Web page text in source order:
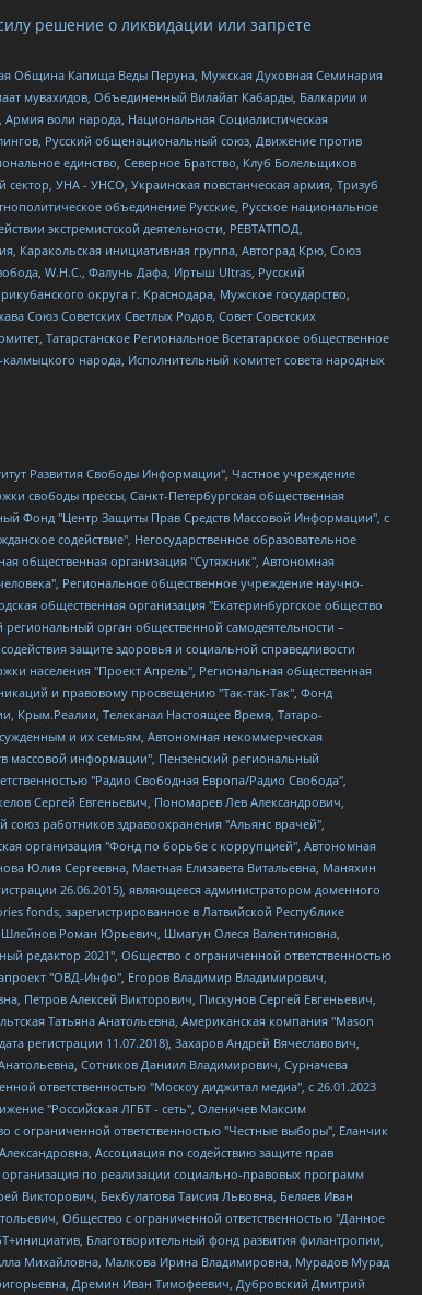
решение о ликвидации или запрете
Община Капища Веды Перуна, Мужская Духовная Семинария
мувахидов, Объединенный Вилайат Кабарды, Балкарии и
воли народа, Национальная Социалистическая
Русский общенациональный союз, Движение против
единство, Северное Братство, Клуб Болельщиков
УНА - УНСО, Украинская повстанческая армия, Тризуб
объединение Русские, Русское национальное
экстремистской деятельности, РЕВТАТПОД,
Каракольская инициативная группа, Автоград Крю, Союз
W.H.С., Фалунь Дафа, Иртыш Ultras, Русский
округа г. Краснодара, Мужское государство,
Союз Советских Светлых Родов, Совет Советских
Татарстанское Региональное Всетатарское общественное
народа, Исполнительный комитет совета народных
Благотворительный фонд развития филантропии, Deutsche Welle (Германия, Kurt-Schumacher-Strasse 3, 53113 Bonn), Борзунова Мария Михайловна, Воробьев Виктор Викторович, Голубева Анна Львовна, Константинова Алла Михайловна, Малкова Ирина Владимировна, Мурадов Мурад Абдулгалимович, Осетинская Елизавета Николаевна, Понасенков Евгений Николаевич, Ганапольский Матвей Юрьевич, Киселев Евгений Алексеевич, Борухович Ирина Григорьевна, Дремин Иван Тимофеевич, Дубровский Дмитрий Викторович, Красноярская региональная общественная организация поддержки и развития альтернативных образовательных технологий и межкультурных коммуникаций "ИНТЕРРА", Маяковская Екатерина Алексеевна, Фейгин Марк Захарович, Филимонов Андрей Викторович, Дзугкоева Регина Николаевна, Доброхотов Роман Александрович, Дудь Юрий Александрович, Елкин Сергей Владимирович, Кругликов Кирилл Игоревич, Сабунаева Мария Леонидовна, Семенов Алексей Владимирович, Шаинян Карен Багратович, Шульман Екатерина Михайловна, Асафьев Артур Валерьевич, Вахштайн Виктор Семенович, Венедиктов Алексей Алексеевич, Лушникова Екатерина Евгеньевна, Волков Леонид Михайлович, Невзоров Александр Глебович, Пархоменко Сергей Борисович, Сироткин Ярослав Николаевич, Кара-Мурза Владимир Владимирович, Баранова Наталья Владимировна, Гозман Леонид Яковлевич, Кагарлицкий Борис Юльевич, Климарев Михаил Валерьевич, Милов Владимир Станиславович, Автономная некоммерческая организация Краснодарский центр современного искусства "Типография", Моргенштерн Алишер Тагирович, Соболь Любовь Эдуардовна, Общество с ограниченной ответственностью "ЛИЗА НОРМ", Каспаров Гарри Кимович, Ходорковский Михаил Борисович, Общество с ограниченной ответственностью "Апрельские тезисы", Данилович Ирина Брониславовна, Кашин Олег Владимирович, Петров Николай Владимирович, Пивоваров Алексей Владимирович, Соколов Михаил Владимирович, Цветкова Юлия Владимировна, Чичваркин Евгений Александрович, Комитет против пыток/Команда против пыток, Общество с ограниченной ответственностью "Первый научный", Общество с ограниченной ответственностью "Вертолет и ко", Белоцерковская Вероника Борисовна, Кац Максим Евгеньевич, Лазарева Татьяна Юрьевна, Шаведдинов Руслан Табризович, Яшин Илья Валерьевич, Общество с ограниченной ответственностью "Иноагент ААВ", Алешковский Дмитрий Петрович, Альбац Евгения Марковна, Быков Дмитрий Львович, Галямина Юлия Евгеньевна, Лойко Сергей Леонидович, Мартынов Кирилл Константинович, Медведев Сергей Александрович, Крашенинников Федор Геннадиевич, Гордеева Катерина Вл